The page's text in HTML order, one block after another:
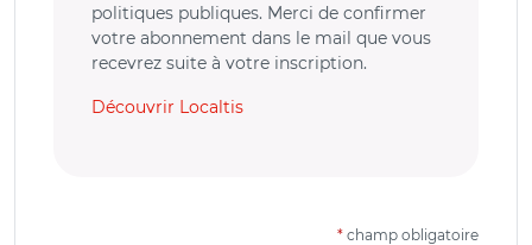
politiques publiques. Merci de confirmer
votre abonnement dans le mail que vous
recevrez suite à votre inscription.
Découvrir Localtis
* champ obligatoire